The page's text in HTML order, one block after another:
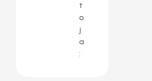
t
o
j
a
: